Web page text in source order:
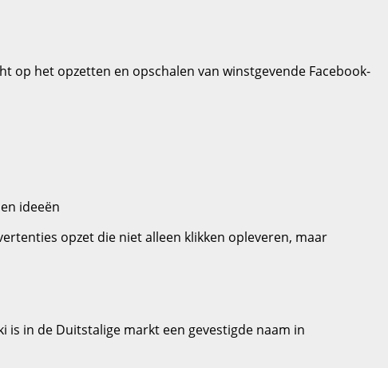
op het opzetten en opschalen van winstgevende Facebook-
ideeën
opzet die niet alleen klikken opleveren, maar
is in de Duitstalige markt een gevestigde naam in